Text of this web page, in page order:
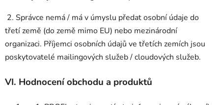
2. Správce nemá / má v úmyslu předat osobní údaje do
třetí země (do země mimo EU) nebo mezinárodní
organizaci. Příjemci osobních údajů ve třetích zemích jsou
poskytovatelé mailingových služeb / cloudových služeb.
VI. Hodnocení obchodu a produktů